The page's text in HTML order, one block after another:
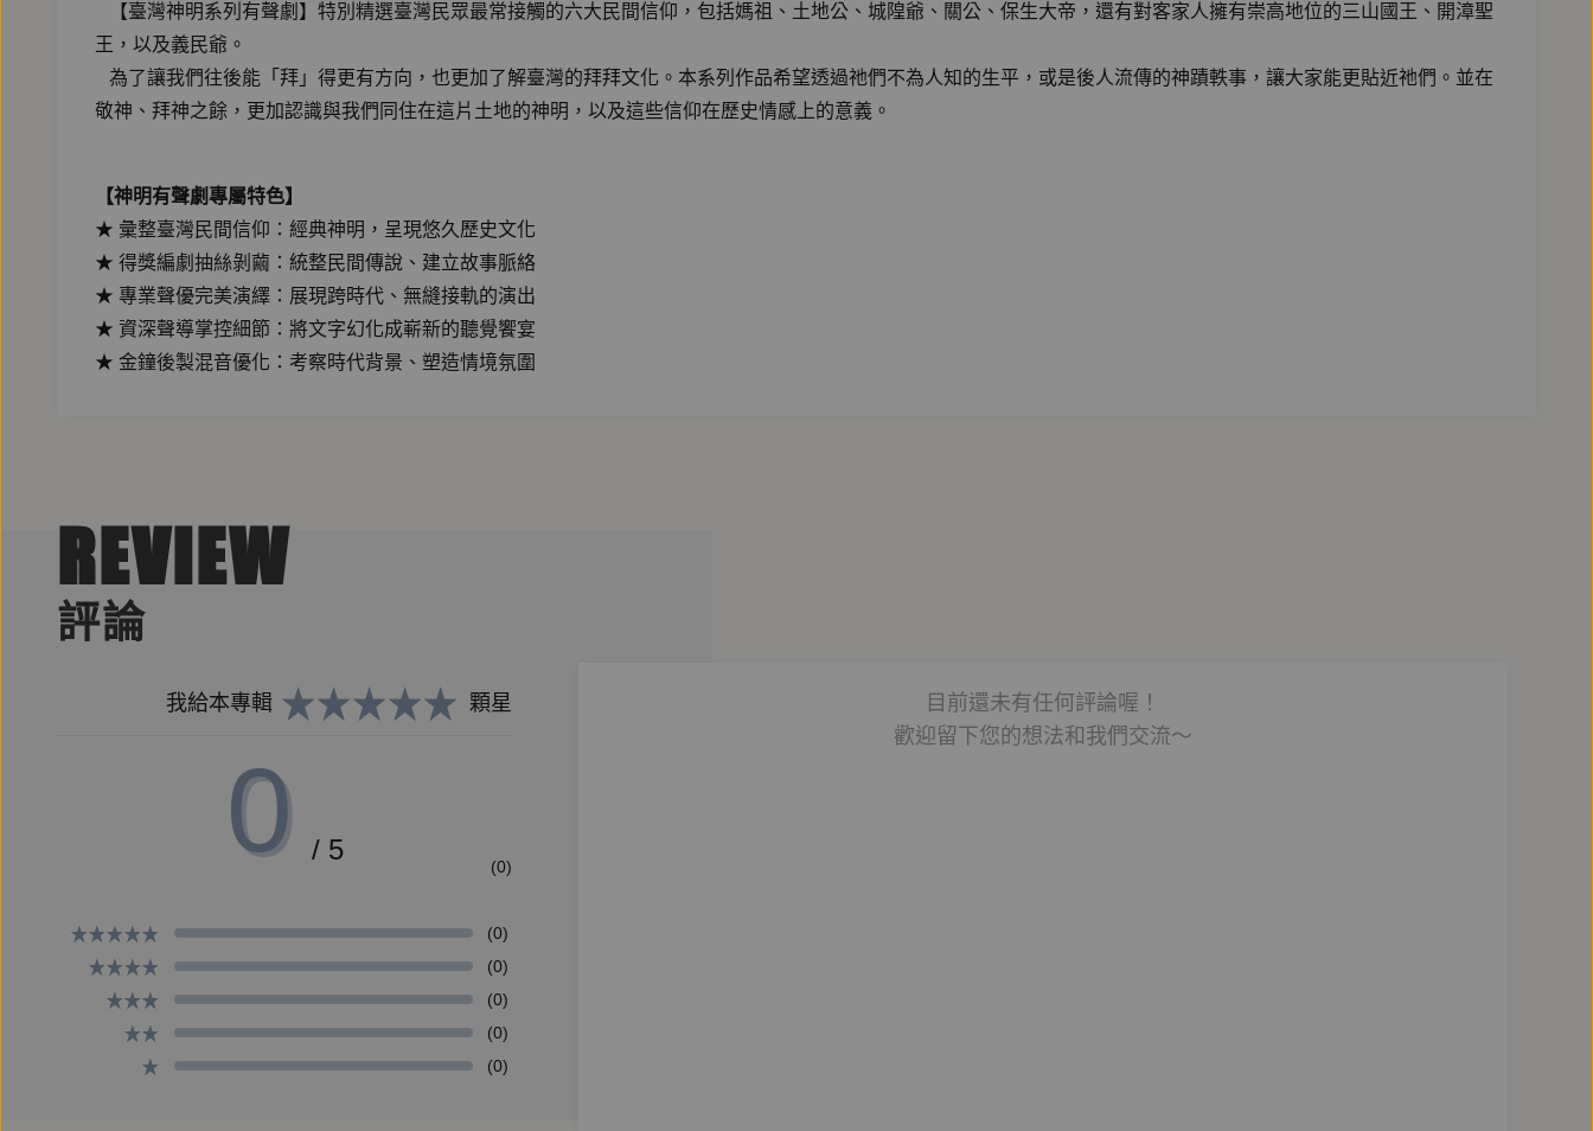
【臺灣神明系列有聲劇】特別精選臺灣民眾最常接觸的六大民間信仰，包括媽祖、土地公、城隍爺、關公、保生大帝，還有對客家人擁有崇高地位的三山國王、開漳聖
王，以及義民爺。
為了讓我們往後能「拜」得更有方向，也更加了解臺灣的拜拜文化。本系列作品希望透過祂們不為人知的生平，或是後人流傳的神蹟軼事，讓大家能更貼近祂們。並在
敬神、拜神之餘，更加認識與我們同住在這片土地的神明，以及這些信仰在歷史情感上的意義。
【神明有聲劇專屬特色】
★ 彙整臺灣民間信仰：經典神明，呈現悠久歷史文化
★ 得獎編劇抽絲剝繭：統整民間傳說、建立故事脈絡
★ 專業聲優完美演繹：展現跨時代、無縫接軌的演出
★ 資深聲導掌控細節：將文字幻化成嶄新的聽覺饗宴
★ 金鐘後製混音優化：考察時代背景、塑造情境氛圍
故事後段也提到，吳夲在救人過程中偶遇一具屍骨，祂用玄妙醫術將其復活後，便與這名失去記憶、生前為了保護少爺而被老虎咬死的忠誠書僮，一齊踏上尋人的旅
途。在旅途的終點，吳夲不僅獲得兩名忠實的隨從，更在祂昇仙後作為左右護法，協助保生大帝守護信眾與人民的健康。
──
你可能知道台北大龍峒的保安宮，以祭祀保生大帝廣為人知；你可能也知道每年農曆春節，保安宮還會公布當年的國運籤，成為眾家媒體採訪的焦點。但你知道保生大
這位醫生姓吳名夲，祂曾遇過處處碰壁的艱苦生活，單靠著自修自習踏上學醫之道，即使周遊各地，向江湖術士與密醫們拜師，依舊無法通曉醫術，直到西王母的出
現，從此改變了祂的一生……
資深得獎編劇 黃唯哲
有聲出版先驅 遍路文化
金鐘後製團隊 牛灣娛樂
【配音員介紹】
REVIEW
評論
我給本專輯 顆星
0 / 5
(0)
(0)
(0)
(0)
(0)
(0)
目前還未有任何評論喔！
歡迎留下您的想法和我們交流～